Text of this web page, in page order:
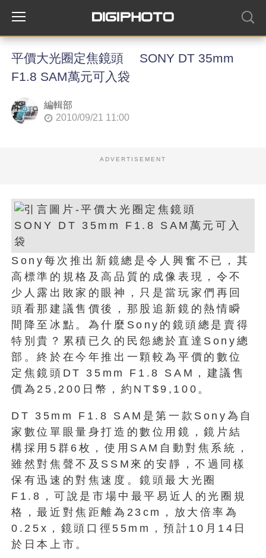
平價大光圈定焦鏡頭 SONY DT 35mm
F1.8 SAM萬元可入袋
編輯部
2010/09/21 11:00
ADVERTISEMENT
Sony每次推出新鏡總是令人興奮不已，其
高標準的規格及高品質的成像表現，令不
少人露出敗家的眼神，只是當玩家們再回
頭看那建議售價後，那股追新鏡的熱情瞬
間降至冰點。為什麼Sony的鏡頭總是賣得
特別貴？累積已久的民怨總於直達Sony總
部。終於在今年推出一顆較為平價的數位
定焦鏡頭DT 35mm F1.8 SAM，建議售
價為25,200日幣，約NT$9,100。
DT 35mm F1.8 SAM是第一款Sony為自
家數位單眼量身打造的數位用鏡，鏡片結
構採用5群6枚，使用SAM自動對焦系統，
雖然對焦聲不及SSM來的安靜，不過同樣
保有迅速的對焦速度。鏡頭最大光圈
F1.8，可說是市場中最平易近人的光圈規
格，最近對焦距離為23cm，放大倍率為
0.25x，鏡頭口徑55mm，預計10月14日
於日本上市。